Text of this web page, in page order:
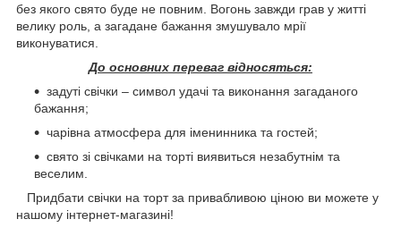
без якого свято буде не повним. Вогонь завжди грав у житті
велику роль, а загадане бажання змушувало мрії
виконуватися.
До основних переваг відносяться:
задуті свічки – символ удачі та виконання загаданого
бажання;
чарівна атмосфера для іменинника та гостей;
свято зі свічками на торті виявиться незабутнім та
веселим.
Придбати свічки на торт за привабливою ціною ви можете у
нашому інтернет-магазині!